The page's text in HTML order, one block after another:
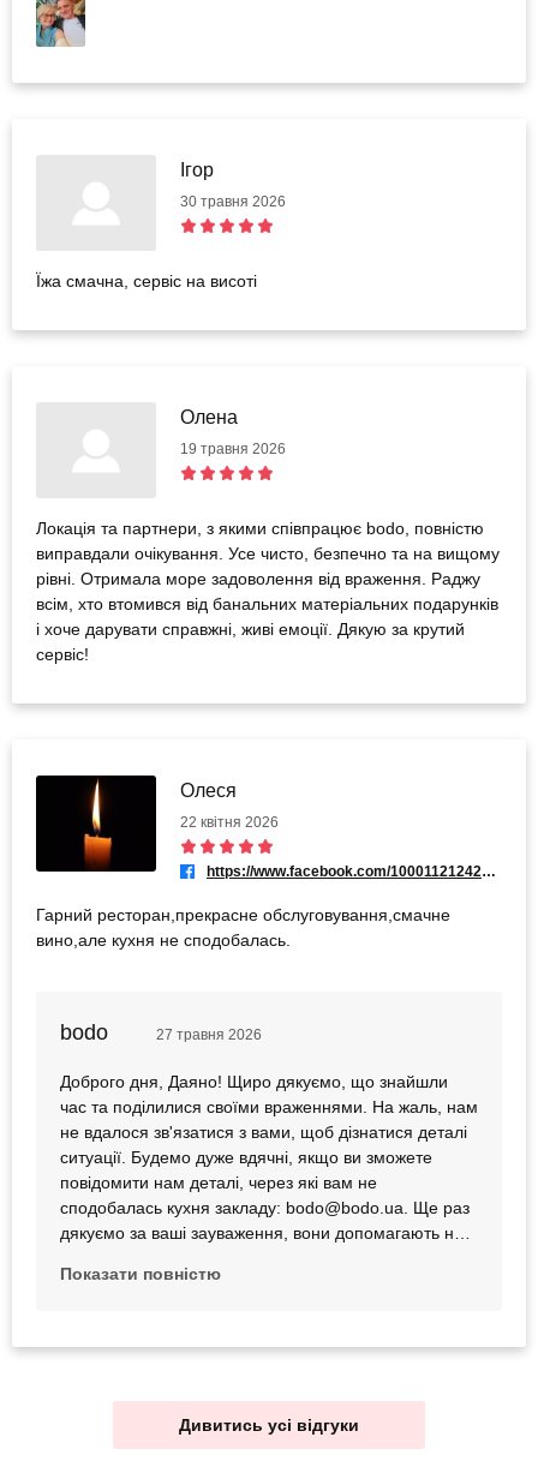
Ігор
30 травня 2026
Їжа смачна, сервіс на висоті
Олена
19 травня 2026
Локація та партнери, з якими співпрацює bodo, повністю
виправдали очікування. Усе чисто, безпечно та на вищому
рівні. ​Отримала море задоволення від враження. Раджу
всім, хто втомився від банальних матеріальних подарунків
і хоче дарувати справжні, живі емоції. Дякую за крутий
сервіс!
Олеся
22 квітня 2026
https://www.facebook.com/100011212420883
Гарний ресторан,прекрасне обслуговування,смачне
вино,але кухня не сподобалась.
bodo 27 травня 2026
Доброго дня, Даяно! Щиро дякуємо, що знайшли
час та поділилися своїми враженнями. На жаль, нам
не вдалося зв'язатися з вами, щоб дізнатися деталі
ситуації. Будемо дуже вдячні, якщо ви зможете
повідомити нам деталі, через які вам не
сподобалась кухня закладу: bodo@bodo.ua. Ще раз
дякуємо за ваші зауваження, вони допомагають нам
Показати повністю
Дивитись усі відгуки